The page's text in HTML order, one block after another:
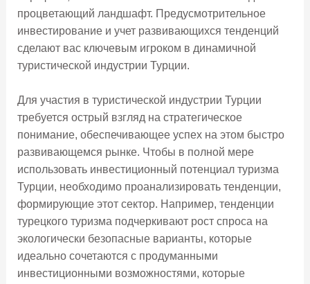
процветающий ландшафт. Предусмотрительное
инвестирование и учет развивающихся тенденций
сделают вас ключевым игроком в динамичной
туристической индустрии Турции.
Для участия в туристической индустрии Турции
требуется острый взгляд на стратегическое
понимание, обеспечивающее успех на этом быстро
развивающемся рынке. Чтобы в полной мере
использовать инвестиционный потенциал туризма
Турции, необходимо проанализировать тенденции,
формирующие этот сектор. Например, тенденции
турецкого туризма подчеркивают рост спроса на
экологически безопасные варианты, которые
идеально сочетаются с продуманными
инвестиционными возможностями, которые